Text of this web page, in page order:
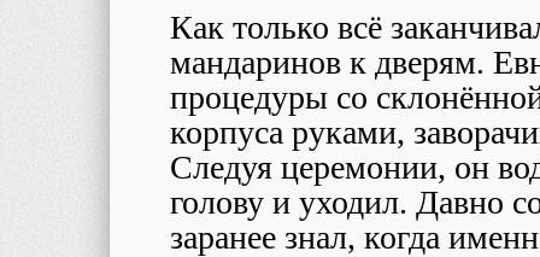
Как только всё
мандаринов к дверям.
процедуры со
корпуса руками,
Следуя церемонии, он
голову и уходил. Давно
заранее знал, когда